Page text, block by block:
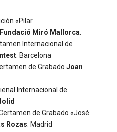
«Pilar
Fundació Miró Mallorca
Internacional de
. Barcelona
de Grabado Joan
Internacional de
de Grabado «José
Rozas . Madrid